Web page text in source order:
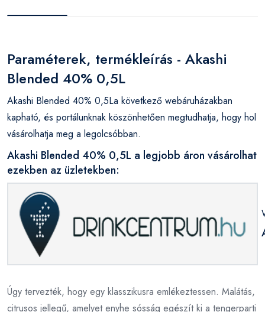
Paraméterek, termékleírás - Akashi
Blended 40% 0,5L
Akashi Blended 40% 0,5La következő webáruházakban
kapható, és portálunknak köszönhetően megtudhatja, hogy hol
vásárolhatja meg a legolcsóbban.
Akashi Blended 40% 0,5L a legjobb áron vásárolhat
ezekben az üzletekben:
Úgy tervezték, hogy egy klasszikusra emlékeztessen. Malátás,
citrusos jellegű, amelyet enyhe sósság egészít ki a tengerparti